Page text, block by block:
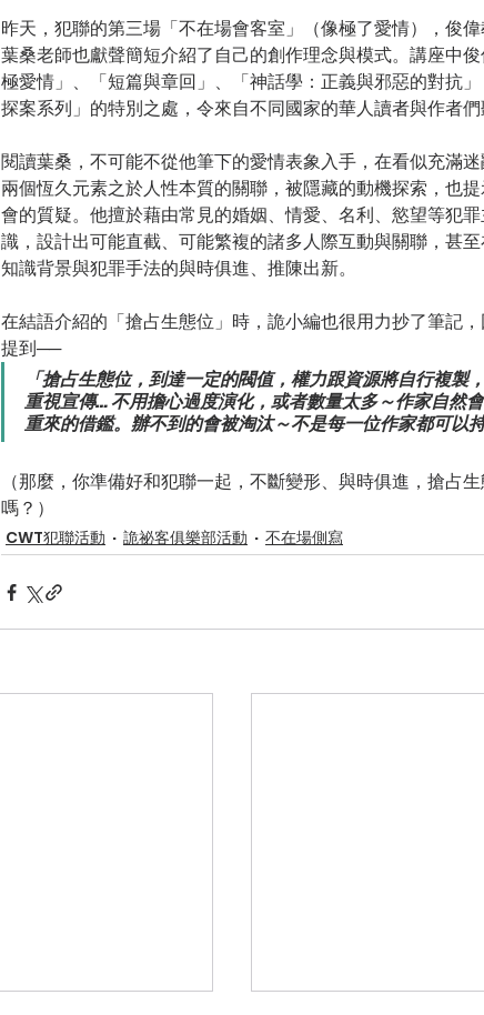
昨天，犯聯的第三場「不在場會客室」（像極了愛情），俊
葉桑老師也獻聲簡短介紹了自己的創作理念與模式。講座中
極愛情」、「短篇與章回」、「神話學：正義與邪惡的對抗
探案系列」的特別之處，令來自不同國家的華人讀者與作者們
閱讀葉桑，不可能不從他筆下的愛情表象入手，在看似充滿
兩個恆久元素之於人性本質的關聯，被隱藏的動機探索，也
會的質疑。他擅於藉由常見的婚姻、情愛、名利、慾望等犯
識，設計出可能直截、可能繁複的諸多人際互動與關聯，甚
知識背景與犯罪手法的與時俱進、推陳出新。
在結語介紹的「搶占生態位」時，詭小編也很用力抄了筆記
提到──
「搶占生態位，到達一定的閥值，權力跟資源將自行複製
重視宣傳… 不用擔心過度演化，或者數量太多～作家自然
重來的借鑑。辦不到的會被淘汰～不是每一位作家都可以
（那麼，你準備好和犯聯一起，不斷變形、與時俱進，搶占
嗎？）
CWT犯聯活動 詭祕客俱樂部活動 不在場側寫